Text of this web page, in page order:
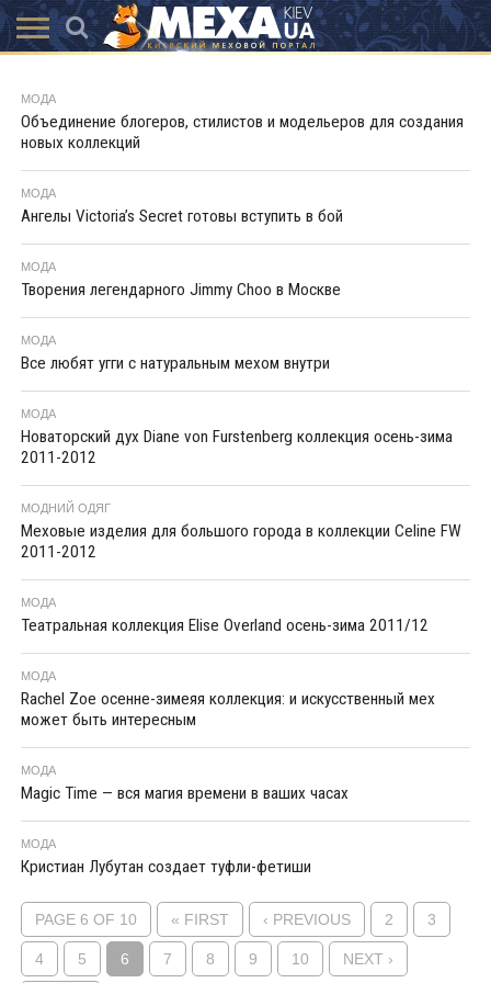
АКЦІЇ
ВИСТАВКИ
ПОСЛУГИ
МАГАЗИНИ
ХУТРЯНА
МОДА
НОВИНИ
КОНТАКТИ
АКСЕССУАРИ
МОДА
Объединение блогеров, стилистов и модельеров для создания
новых коллекций
МОДА
Ангелы Victoria’s Secret готовы вступить в бой
МОДА
Творения легендарного Jimmy Choo в Москве
МОДА
Все любят угги с натуральным мехом внутри
МОДА
Новаторский дух Diane von Furstenberg коллекция осень-зима
2011-2012
МОДНИЙ ОДЯГ
Меховые изделия для большого города в коллекции Celine FW
2011-2012
МОДА
Театральная коллекция Elise Overland осень-зима 2011/12
МОДА
Rachel Zoe осенне-зимеяя коллекция: и искусственный мех
может быть интересным
МОДА
Magic Time — вся магия времени в ваших часах
МОДА
Кристиан Лубутан создает туфли-фетиши
PAGE 6 OF 10 « FIRST ‹ PREVIOUS 2 3
4 5 6 7 8 9 10 NEXT ›